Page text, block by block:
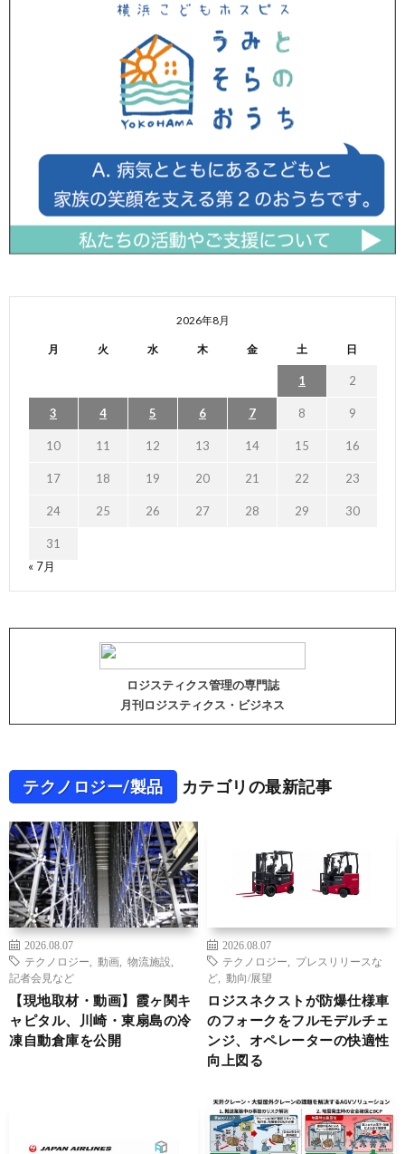
2026年8月
月 火 水 木 金 土 日
1 2
3 4 5 6 7 8 9
10 11 12 13 14 15 16
17 18 19 20 21 22 23
24 25 26 27 28 29 30
31
« 7月
ロジスティクス管理の専門誌
月刊ロジスティクス・ビジネス
テクノロジー/製品 カテゴリの最新記事
2026.08.07
テクノロジー
動画 物流施設
記者会見など
【現地取材・動画】霞ヶ関キ
ャピタル、川崎・東扇島の冷
凍自動倉庫を公開
2026.08.07
テクノロジー
プレスリリースな
ど
動向/展望
ロジスネクストが防爆仕様車
のフォークをフルモデルチェ
ンジ、オペレーターの快適性
向上図る